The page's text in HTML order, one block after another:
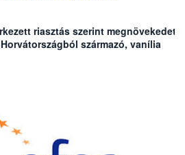
riasztás szerint megnövekedett
származó, vanília
kekszet vontak ki a forgalomból. A
hogy a 30.09.2017.
KOESTLIN márkajelzésű